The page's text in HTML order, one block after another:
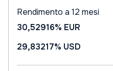
Rendimento a 12 mesi
30,52916% EUR
29,83217% USD